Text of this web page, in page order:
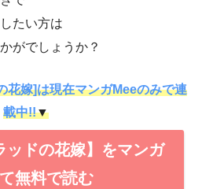
たい方は
がでしょうか？
花嫁]は現在マンガMeeのみで連
載中!!▼
ッドの花嫁】をマンガ
無料で読む